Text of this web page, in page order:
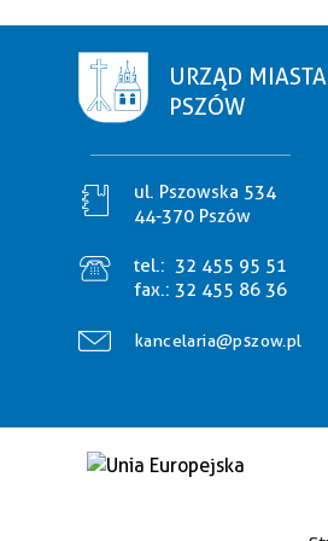
URZĄD MIASTA
PSZÓW
ul. Pszowska 534
44-370 Pszów
tel.: 32 455 95 51
fax.: 32 455 86 36
kancelaria@pszow.pl